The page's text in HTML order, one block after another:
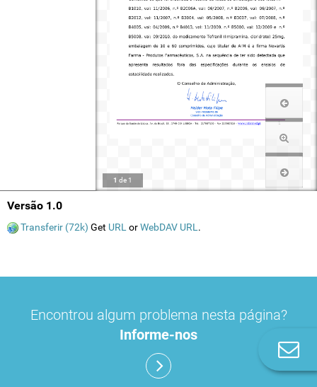
1 de 1
Versão 1.0
Transferir (72k) Get URL orWebDAV URL .
Encontrou algum problema nesta página?
Informe-nos